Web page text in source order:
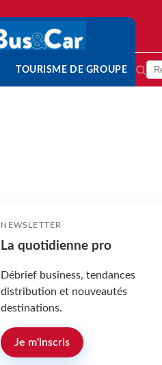
TOURISME DE GROUPE
NEWSLETTER
La quotidienne pro
Débrief business, tendances
distribution et nouveautés
destinations.
Je m'inscris